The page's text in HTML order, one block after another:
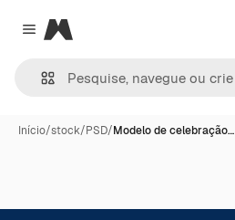
Close menu
Magnific
Início/stock/PSD/Modelo de celebração…